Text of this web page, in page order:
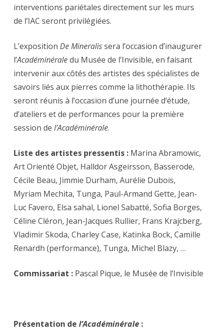
interventions pariétales directement sur les murs
de l’IAC seront privilégiées.
L’exposition De Mineralissera l’occasion d’inaugurer
l’Académinéraledu Musée de l’Invisible, en faisant
intervenir aux côtés des artistes des spécialistes de
savoirs liés aux pierres comme la lithothérapie. Ils
seront réunis à l’occasion d’une journée d‘étude,
d’ateliers et de performances pour la première
session de l’Académinérale.
Liste des artistes pressentis : Marina Abramowic,
Art Orienté Objet, Halldor Asgeirsson, Basserode,
Cécile Beau, Jimmie Durham, Aurélie Dubois,
Myriam Mechita, Tunga, Paul-Armand Gette, Jean-
Luc Favero, Elsa sahal, Lionel Sabatté, Sofia Borges,
Céline Cléron, Jean-Jacques Rullier, Frans Krajcberg,
Vladimir Skoda, Charley Case, Katinka Bock, Camille
Renardh (performance), Tunga, Michel Blazy, …
Commissariat : Pascal Pique, le Musée de l’Invisible
Présentation de l’Académinérale :